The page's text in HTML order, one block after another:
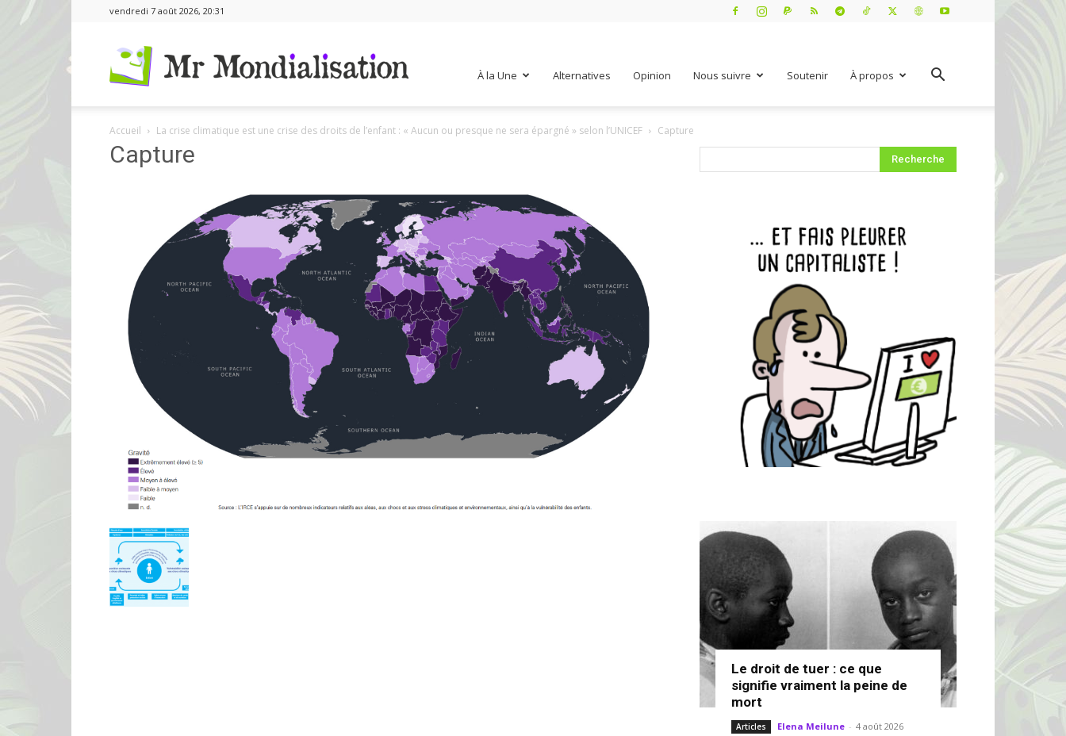
vendredi 7 août 2026, 20:31
À la Une Alternatives Opinion Nous suivre Soutenir À propos
Accueil La crise climatique est une crise des droits de l’enfant : « Aucun ou presque ne sera épargné » selon l’UNICEF Capture
Capture
Le droit de tuer : ce que
signifie vraiment la peine de
mort
Articles Elena Meilune - 4 août 2026